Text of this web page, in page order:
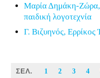
Μαρία Δημάκη-Ζώρα,
παιδική λογοτεχνία
Γ. Βιζυηνός, Ερρίκος
ΣΕΛ. 1 2 3 4